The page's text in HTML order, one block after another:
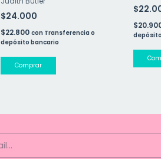
$24.000
$22.800 con Transferencia o
depósito bancario